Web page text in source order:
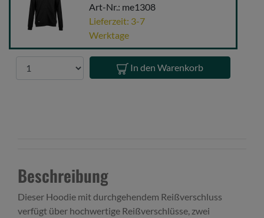
Hoodie
XL
Art-Nr.: me1308
Lieferzeit: 3-7
Werktage
In den Warenkorb
Beschreibung
Dieser Hoodie mit durchgehendem Reißverschluss
verfügt über hochwertige Reißverschlüsse, zwei